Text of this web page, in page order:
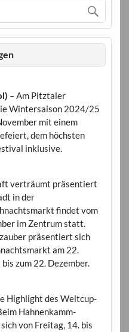
– Am Pitztaler
Wintersaison 2024/25
mit einem
dem höchsten
inklusive.
verträumt präsentiert
in der
findet vom
im Zentrum statt.
präsentiert sich
am 22.
zum 22. Dezember.
Highlight des Weltcup-
Hahnenkamm-
von Freitag, 14. bis